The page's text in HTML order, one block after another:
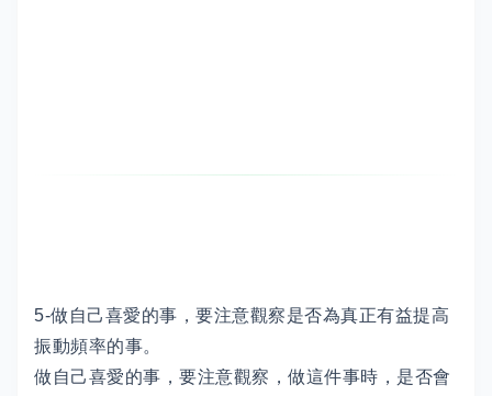
5-做自己喜愛的事，要注意觀察是否為真正有益提高
振動頻率的事。
做自己喜愛的事，要注意觀察，做這件事時，是否會